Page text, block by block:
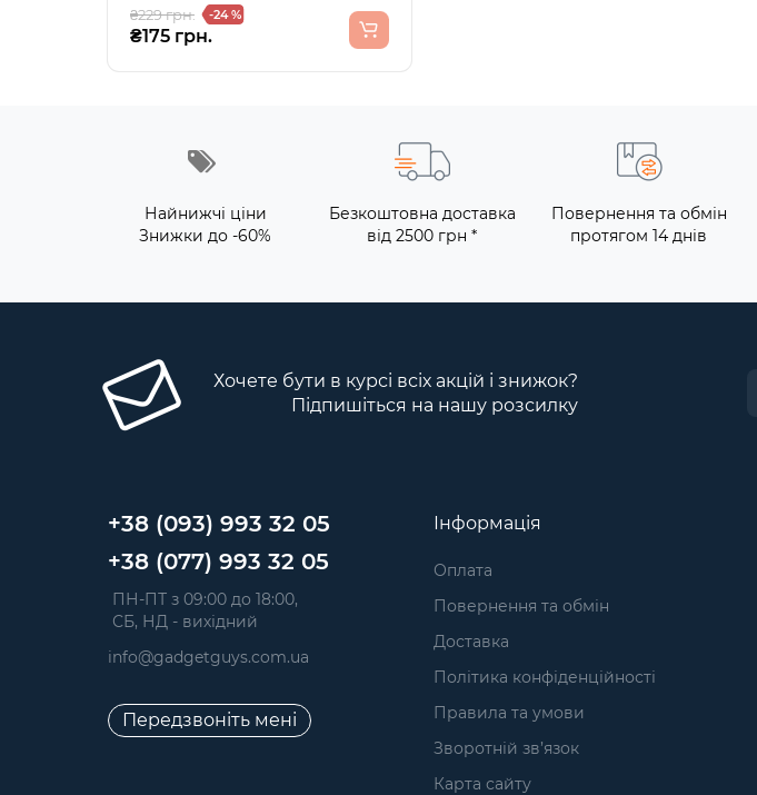
₴229 грн. -24 %
₴175 грн.
Найнижчі ціни
Знижки до -60%
Безкоштовна доставка
від 2500 грн *
Повернення та обмін
протягом 14 днів
Хочете бути в курсі всіх акцій і знижок?
Підпишіться на нашу розсилку
+38 (093) 993 32 05
+38 (077) 993 32 05
ПН-ПТ з 09:00 до 18:00,
СБ, НД - вихідний
info@gadgetguys.com.ua
Передзвоніть мені
Інформація
Оплата
Повернення та обмін
Доставка
Політика конфіденційності
Правила та умови
Зворотній зв’язок
Карта сайту